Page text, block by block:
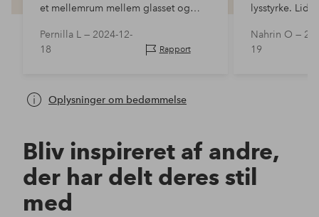
et mellemrum mellem glasset og
ellers er flot. Solide materialer og
elegant design. Fungerer måske
Pernilla L — 2024-12-
18
Rapport
lysstyrke. Lidt
Nahrin O —
19
Oplysninger om bedømmelse
Bliv inspireret af andre,
der har delt deres stil
med